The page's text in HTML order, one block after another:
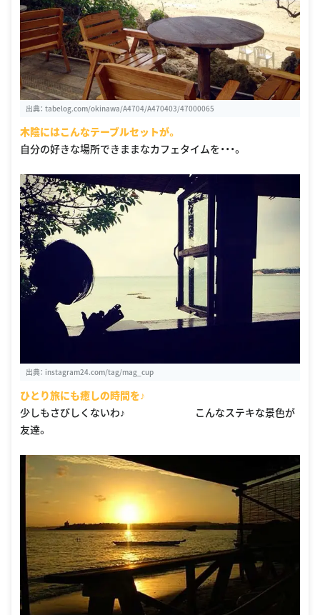
出典： tabelog.com/okinawa/A4704/A470403/47000065
木陰にはこんなテーブルセットが。
自分の好きな場所できままなカフェタイムを・・・。
出典： instagram24.com/tag/mag_cup
ひとり旅にも癒しの時間を♪
少しもさびしくないわ♪ こんなステキな景色が
友達。